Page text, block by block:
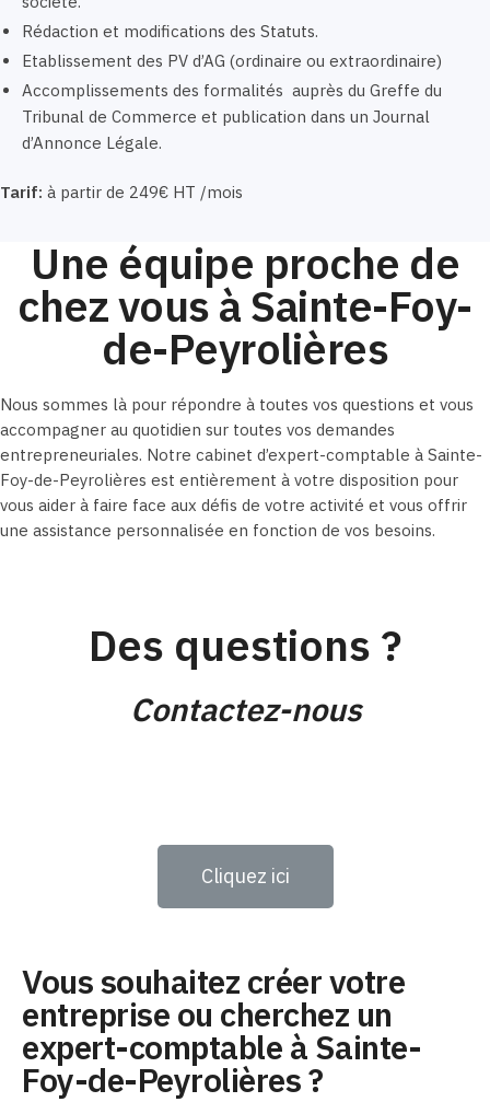
Rédaction et modifications des Statuts.
Etablissement des PV d’AG (ordinaire ou extraordinaire)
Accomplissements des formalités auprès du Greffe du
Tribunal de Commerce et publication dans un Journal
d’Annonce Légale.
Tarif: à partir de 249€ HT /mois
Une équipe proche de
chez vous à Sainte-Foy-
de-Peyrolières
Nous sommes là pour répondre à toutes vos questions et vous
accompagner au quotidien sur toutes vos demandes
entrepreneuriales. Notre cabinet d’expert-comptable à Sainte-
Foy-de-Peyrolières est entièrement à votre disposition pour
vous aider à faire face aux défis de votre activité et vous offrir
une assistance personnalisée en fonction de vos besoins.
Des questions ?
Contactez-nous
Cliquez ici
Vous souhaitez créer votre
entreprise ou cherchez un
expert-comptable à Sainte-
Foy-de-Peyrolières ?